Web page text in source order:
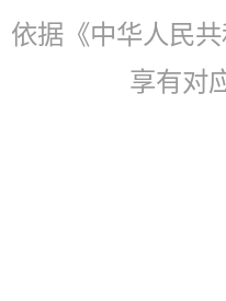
依据《中华人民
享有对